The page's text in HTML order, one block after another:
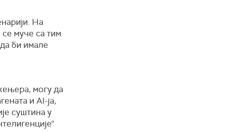
На
се муче са тим
би имале
могу да
и AI-ја,
суштина у